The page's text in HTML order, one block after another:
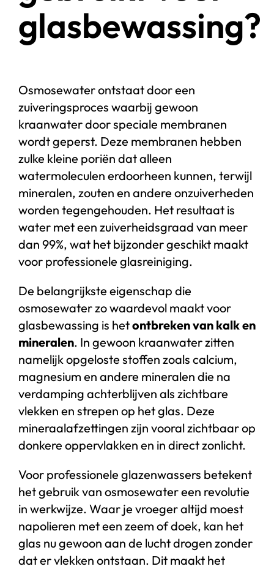
glasbewassing?
Osmosewater ontstaat door een
zuiveringsproces waarbij gewoon
kraanwater door speciale membranen
wordt geperst. Deze membranen hebben
zulke kleine poriën dat alleen
watermoleculen erdoorheen kunnen, terwijl
mineralen, zouten en andere onzuiverheden
worden tegengehouden. Het resultaat is
water met een zuiverheidsgraad van meer
dan 99%, wat het bijzonder geschikt maakt
voor professionele glasreiniging.
De belangrijkste eigenschap die
osmosewater zo waardevol maakt voor
glasbewassing is hetontbreken van kalk en
mineralen. In gewoon kraanwater zitten
namelijk opgeloste stoffen zoals calcium,
magnesium en andere mineralen die na
verdamping achterblijven als zichtbare
vlekken en strepen op het glas. Deze
mineraalafzettingen zijn vooral zichtbaar op
donkere oppervlakken en in direct zonlicht.
Voor professionele glazenwassers betekent
het gebruik van osmosewater een revolutie
in werkwijze. Waar je vroeger altijd moest
napolieren met een zeem of doek, kan het
glas nu gewoon aan de lucht drogen zonder
dat er vlekken ontstaan. Dit maakt het